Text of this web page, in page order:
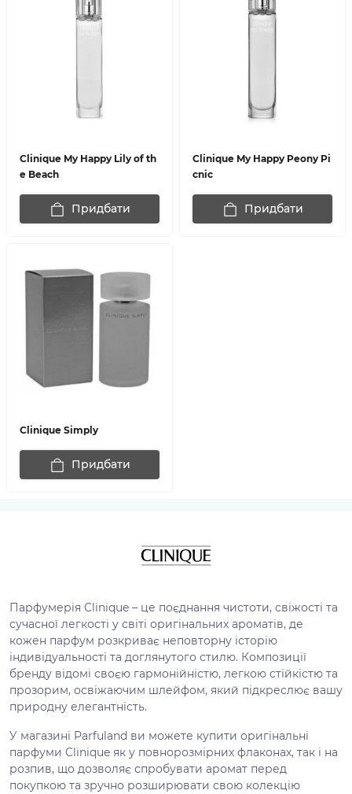
Clinique My Happy Lily of th
e Beach
Придбати
Clinique My Happy Peony Pi
cnic
Придбати
Clinique Simply
Придбати
Парфумерія Clinique – це поєднання чистоти, свіжості та
сучасної легкості у світі оригінальних ароматів, де
кожен парфум розкриває неповторну історію
індивідуальності та доглянутого стилю. Композиції
бренду відомі своєю гармонійністю, легкою стійкістю та
прозорим, освіжаючим шлейфом, який підкреслює вашу
природну елегантність.
У магазині Parfuland ви можете купити оригінальні
парфуми Clinique як у повнорозмірних флаконах, так і на
розпив, що дозволяє спробувати аромат перед
покупкою та зручно розширювати свою колекцію